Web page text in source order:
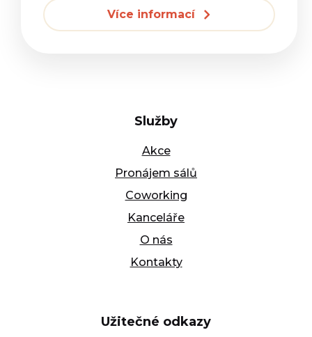
Více informací
Služby
Akce
Pronájem sálů
Coworking
Kanceláře
O nás
Kontakty
Užitečné odkazy